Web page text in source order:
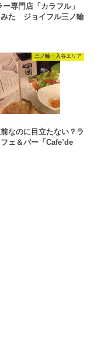
専門店「カラフル」
みた ジョイフル三ノ輪
三ノ輪・入谷エリア
なのに目立たない？ラ
ェ＆バー「Cafe’de